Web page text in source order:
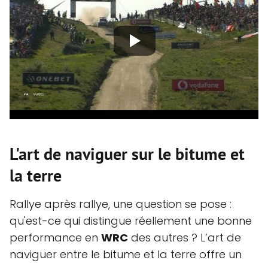
L'art de naviguer sur le bitume et
la terre
Rallye après rallye, une question se pose :
qu'est-ce qui distingue réellement une bonne
performance en WRC des autres ? L’art de
naviguer entre le bitume et la terre offre un